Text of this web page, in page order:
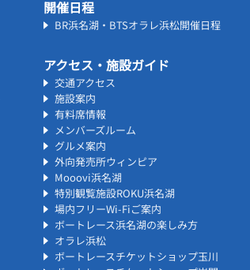
開催日程
BR浜名湖・BTSオラレ浜松開催日程
アクセス・施設ガイド
交通アクセス
施設案内
有料席情報
メンバーズルーム
グルメ案内
外向発売所ウィンピア
Mooovi浜名湖
特別観覧施設ROKU浜名湖
場内フリーWi-Fiご案内
ボートレース浜名湖の楽しみ方
オラレ浜松
ボートレースチケットショップ玉川